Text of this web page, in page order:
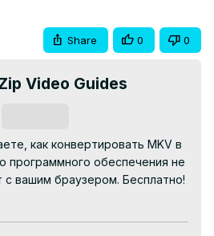
Share 0 0
Video Guides
как конвертировать MKV в
программного обеспечения не
с вашим браузером. Бесплатно!